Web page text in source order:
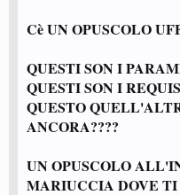
Cè UN OPUSCOLO
QUESTI SON I
QUESTI SON I
QUESTO
ANCORA????
UN OPUSCOLO
MARIUCCIA DOVE TI